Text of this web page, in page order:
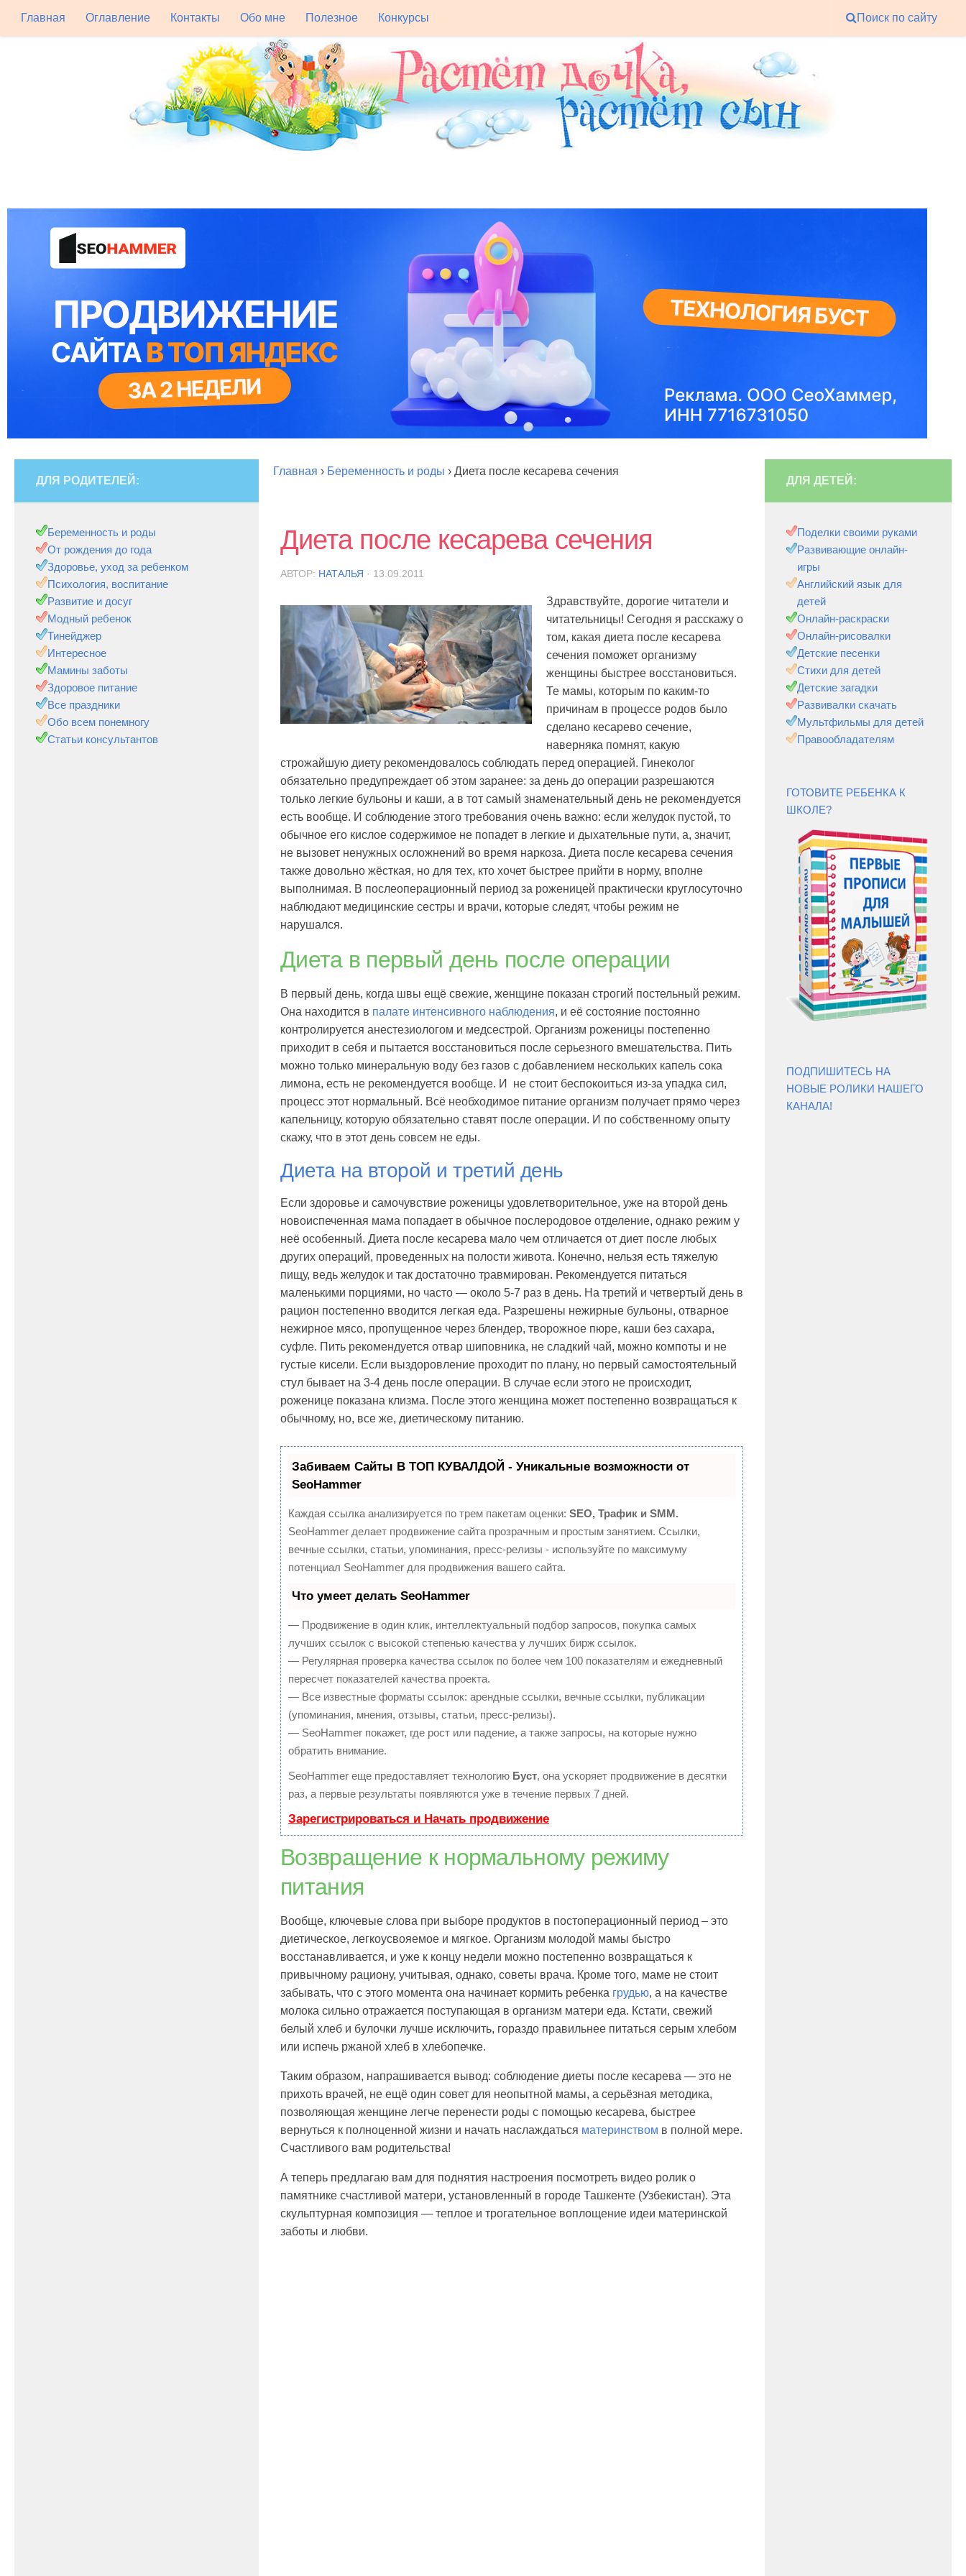
Главная Оглавление Контакты Обо мне Полезное Конкурсы Поиск по сайту
Главная › Беременность и роды › Диета после кесарева сечения
Диета после кесарева сечения
АВТОР: НАТАЛЬЯ · 13.09.2011
Здравствуйте, дорогие читатели и
читательницы! Сегодня я расскажу о
том, какая диета после кесарева
сечения поможет организму
женщины быстрее восстановиться.
Те мамы, которым по каким-то
причинам в процессе родов было
сделано кесарево сечение,
наверняка помнят, какую
строжайшую диету рекомендовалось соблюдать перед операцией. Гинеколог
обязательно предупреждает об этом заранее: за день до операции разрешаются
только легкие бульоны и каши, а в тот самый знаменательный день не рекомендуется
есть вообще. И соблюдение этого требования очень важно: если желудок пустой, то
обычное его кислое содержимое не попадет в легкие и дыхательные пути, а, значит,
не вызовет ненужных осложнений во время наркоза. Диета после кесарева сечения
также довольно жёсткая, но для тех, кто хочет быстрее прийти в норму, вполне
выполнимая. В послеоперационный период за роженицей практически круглосуточно
наблюдают медицинские сестры и врачи, которые следят, чтобы режим не
нарушался.
Диета в первый день после операции
В первый день, когда швы ещё свежие, женщине показан строгий постельный режим.
Она находится в палате интенсивного наблюдения, и её состояние постоянно
контролируется анестезиологом и медсестрой. Организм роженицы постепенно
приходит в себя и пытается восстановиться после серьезного вмешательства. Пить
можно только минеральную воду без газов с добавлением нескольких капель сока
лимона, есть не рекомендуется вообще. И не стоит беспокоиться из-за упадка сил,
процесс этот нормальный. Всё необходимое питание организм получает прямо через
капельницу, которую обязательно ставят после операции. И по собственному опыту
скажу, что в этот день совсем не еды.
Диета на второй и третий день
Если здоровье и самочувствие роженицы удовлетворительное, уже на второй день
новоиспеченная мама попадает в обычное послеродовое отделение, однако режим у
неё особенный. Диета после кесарева мало чем отличается от диет после любых
других операций, проведенных на полости живота. Конечно, нельзя есть тяжелую
пищу, ведь желудок и так достаточно травмирован. Рекомендуется питаться
маленькими порциями, но часто — около 5-7 раз в день. На третий и четвертый день в
рацион постепенно вводится легкая еда. Разрешены нежирные бульоны, отварное
нежирное мясо, пропущенное через блендер, творожное пюре, каши без сахара,
суфле. Пить рекомендуется отвар шиповника, не сладкий чай, можно компоты и не
густые кисели. Если выздоровление проходит по плану, но первый самостоятельный
стул бывает на 3-4 день после операции. В случае если этого не происходит,
роженице показана клизма. После этого женщина может постепенно возвращаться к
обычному, но, все же, диетическому питанию.
Забиваем Сайты В ТОП КУВАЛДОЙ - Уникальные возможности от
SeoHammer
Каждая ссылка анализируется по трем пакетам оценки: SEO, Трафик и SMM.
SeoHammer делает продвижение сайта прозрачным и простым занятием. Ссылки,
вечные ссылки, статьи, упоминания, пресс-релизы - используйте по максимуму
потенциал SeoHammer для продвижения вашего сайта.
Что умеет делать SeoHammer
— Продвижение в один клик, интеллектуальный подбор запросов, покупка самых
лучших ссылок с высокой степенью качества у лучших бирж ссылок.
— Регулярная проверка качества ссылок по более чем 100 показателям и ежедневный
пересчет показателей качества проекта.
— Все известные форматы ссылок: арендные ссылки, вечные ссылки, публикации
(упоминания, мнения, отзывы, статьи, пресс-релизы).
— SeoHammer покажет, где рост или падение, а также запросы, на которые нужно
обратить внимание.
SeoHammer еще предоставляет технологию Буст, она ускоряет продвижение в десятки
раз, а первые результаты появляются уже в течение первых 7 дней.
Зарегистрироваться и Начать продвижение
Возвращение к нормальному режиму
питания
Вообще, ключевые слова при выборе продуктов в постоперационный период – это
диетическое, легкоусвояемое и мягкое. Организм молодой мамы быстро
восстанавливается, и уже к концу недели можно постепенно возвращаться к
привычному рациону, учитывая, однако, советы врача. Кроме того, маме не стоит
забывать, что с этого момента она начинает кормить ребенка грудью, а на качестве
молока сильно отражается поступающая в организм матери еда. Кстати, свежий
белый хлеб и булочки лучше исключить, гораздо правильнее питаться серым хлебом
или испечь ржаной хлеб в хлебопечке.
Таким образом, напрашивается вывод: соблюдение диеты после кесарева — это не
прихоть врачей, не ещё один совет для неопытной мамы, а серьёзная методика,
позволяющая женщине легче перенести роды с помощью кесарева, быстрее
вернуться к полноценной жизни и начать наслаждаться материнством в полной мере.
Счастливого вам родительства!
А теперь предлагаю вам для поднятия настроения посмотреть видео ролик о
памятнике счастливой матери, установленный в городе Ташкенте (Узбекистан). Эта
скульптурная композиция — теплое и трогательное воплощение идеи материнской
заботы и любви.
ДЛЯ РОДИТЕЛЕЙ:
Беременность и роды
От рождения до года
Здоровье, уход за ребенком
Психология, воспитание
Развитие и досуг
Модный ребенок
Тинейджер
Интересное
Мамины заботы
Здоровое питание
Все праздники
Обо всем понемногу
Статьи консультантов
ДЛЯ ДЕТЕЙ:
Поделки своими руками
Развивающие онлайн-
игры
Английский язык для
детей
Онлайн-раскраски
Онлайн-рисовалки
Детские песенки
Стихи для детей
Детские загадки
Развивалки скачать
Мультфильмы для детей
Правообладателям
ГОТОВИТЕ РЕБЕНКА К
ШКОЛЕ?
ПОДПИШИТЕСЬ НА
НОВЫЕ РОЛИКИ НАШЕГО
КАНАЛА!